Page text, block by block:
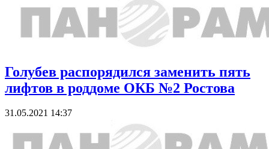
Голубев распорядился заменить пять
лифтов в роддоме ОКБ №2 Ростова
31.05.2021 14:37